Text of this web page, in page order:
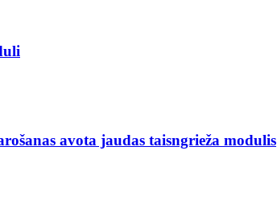
avota jaudas taisngrieža modulis